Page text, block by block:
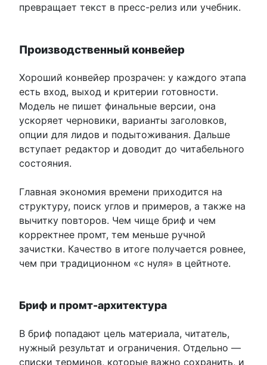
превращает текст в пресс-релиз или учебник.
Производственный конвейер
Хороший конвейер прозрачен: у каждого этапа
есть вход, выход и критерии готовности.
Модель не пишет финальные версии, она
ускоряет черновики, варианты заголовков,
опции для лидов и подытоживания. Дальше
вступает редактор и доводит до читабельного
состояния.
Главная экономия времени приходится на
структуру, поиск углов и примеров, а также на
вычитку повторов. Чем чище бриф и чем
корректнее промт, тем меньше ручной
зачистки. Качество в итоге получается ровнее,
чем при традиционном «с нуля» в цейтноте.
Бриф и промт-архитектура
В бриф попадают цель материала, читатель,
нужный результат и ограничения. Отдельно —
списки терминов, которые важно сохранить, и